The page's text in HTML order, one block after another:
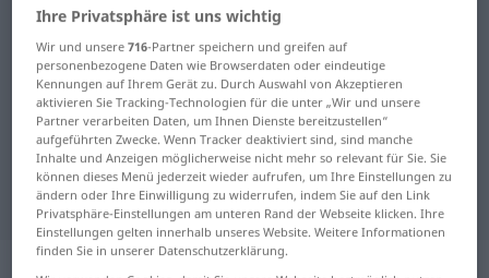
Deutsch-Kroatisch Übersetzung für
"Unwissenheit"
"Unwissenheit" Kroatisch
Übersetzung
: Femininum
Ihre Privatsphäre ist uns wichtig
Wir und unsere716-Partner speichern und greifen auf
personenbezogene Daten wie Browserdaten oder eindeutige
Kennungen auf Ihrem Gerät zu. Durch Auswahl von Akzeptieren
aktivieren Sie Tracking-Technologien für die unter „Wir und unsere
Partner verarbeiten Daten, um Ihnen Dienste bereitzustellen“
aufgeführten Zwecke. Wenn Tracker deaktiviert sind, sind manche
Inhalte und Anzeigen möglicherweise nicht mehr so relevant für Sie. Sie
können dieses Menü jederzeit wieder aufrufen, um Ihre Einstellungen zu
ändern oder Ihre Einwilligung zu widerrufen, indem Sie auf den Link
Privatsphäre-Einstellungen am unteren Rand der Webseite klicken. Ihre
Einstellungen gelten innerhalb unseres Website. Weitere Informationen
finden Sie in unserer Datenschutzerklärung.